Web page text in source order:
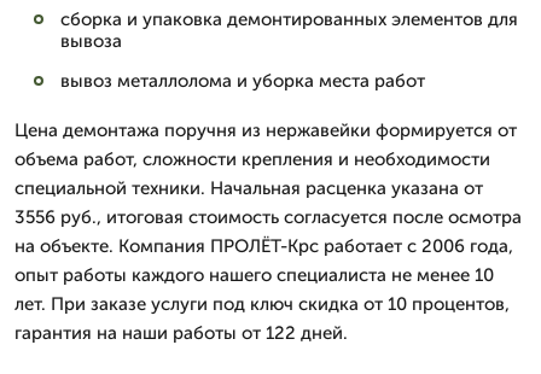
сборка и упаковка демонтированных элементов для
вывоза
вывоз металлолома и уборка места работ
Цена демонтажа поручня из нержавейки формируется от
объема работ, сложности крепления и необходимости
специальной техники. Начальная расценка указана от
3556 руб., итоговая стоимость согласуется после осмотра
на объекте. Компания ПРОЛЁТ-Крс работает с 2006 года,
опыт работы каждого нашего специалиста не менее 10
лет. При заказе услуги под ключ скидка от 10 процентов,
гарантия на наши работы от 122 дней.